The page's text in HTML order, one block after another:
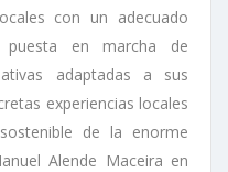
con un adecuado
en marcha de
adaptadas a sus
experiencias locales
de la enorme
Alende Maceira en